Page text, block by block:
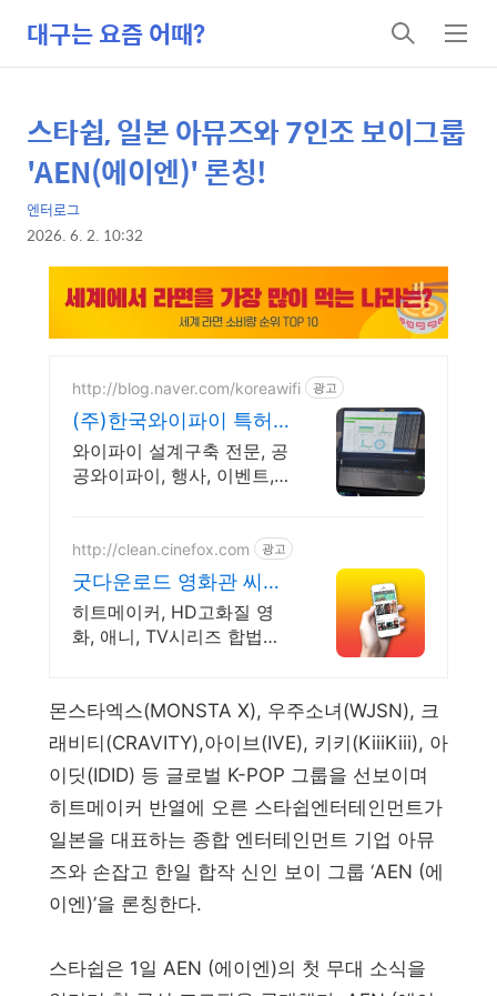
대구는 요즘 어때?
검
색
메
뉴
상
세
컨
텐
본
제
목
스타쉽, 일본 아뮤즈와 7인조 보이그룹
'AEN(에이엔)' 론칭!
엔터로그
2026. 6. 2. 10:32
http://blog.naver.com/koreawifi 광고
(주)한국와이파이 특허,
벤처 1:1 맞춤 상담 및 견
적
와이파이 설계구축 전문, 공
공와이파이, 행사, 이벤트,
팝업스토어 등 다수 레퍼런
스 보유
http://clean.cinefox.com 광고
굿다운로드 영화관 씨네
폭스
히트메이커, HD고화질 영
화, 애니, TV시리즈 합법다
몬스타엑스(MONSTA X), 우주소녀(WJSN), 크
래비티(CRAVITY),아이브(IVE), 키키(KiiiKiii), 아
이딧(IDID) 등 글로벌 K-POP 그룹을 선보이며
히트메이커 반열에 오른 스타쉽엔터테인먼트가
일본을 대표하는 종합 엔터테인먼트 기업 아뮤
즈와 손잡고 한일 합작 신인 보이 그룹 ‘AEN (에
이엔)’을 론칭한다.
스타쉽은 1일 AEN (에이엔)의 첫 무대 소식을